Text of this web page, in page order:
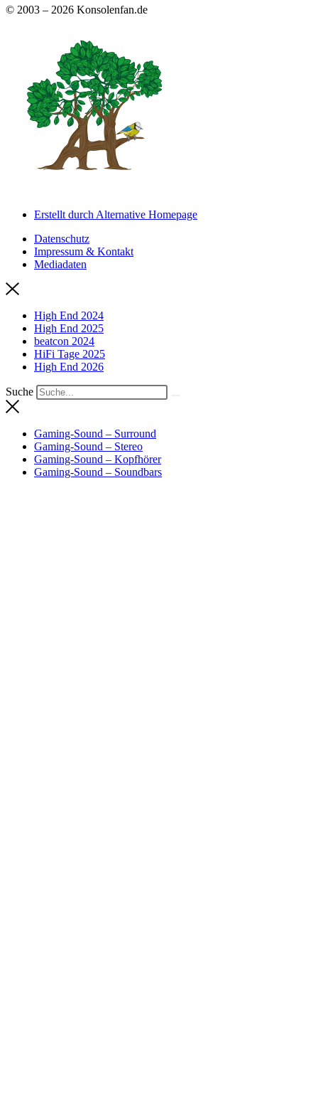
© 2003 – 2026 Konsolenfan.de
Erstellt durch Alternative Homepage
Datenschutz
Impressum & Kontakt
Mediadaten
High End 2024
High End 2025
beatcon 2024
HiFi Tage 2025
High End 2026
Suche
Gaming-Sound – Surround
Gaming-Sound – Stereo
Gaming-Sound – Kopfhörer
Gaming-Sound – Soundbars